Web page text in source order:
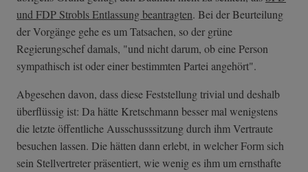
und FDP Strobls Entlassung beantragten. Bei der Beurteilung
der Vorgänge gehe es um Tatsachen, so der grüne
Regierungschef damals, "und nicht darum, ob eine Person
sympathisch ist oder einer bestimmten Partei angehört".
Abgesehen davon, dass diese Feststellung trivial und deshalb
überflüssig ist: Da hätte Kretschmann besser mal wenigstens
die letzte öffentliche Ausschusssitzung durch ihm Vertraute
besuchen lassen. Die hätten dann erlebt, in welcher Form sich
sein Stellvertreter präsentiert, wie wenig es ihm um ernsthafte